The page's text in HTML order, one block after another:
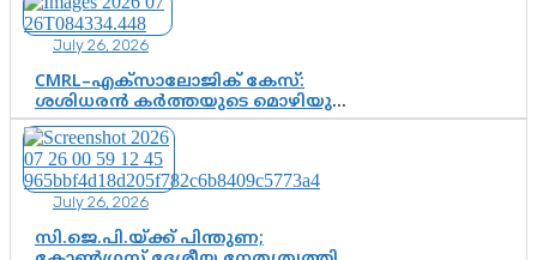
കർത്തയുടെ മൊഴി നിർണായക
വഴിത്തിരിവാകുമോ?
July 26, 2026
CMRL–എക്‌സാലോജിക് കേസ്:
ശശിധരൻ കർത്തയുടെ മൊഴിയുടെ
അടിസ്ഥാനത്തിൽ പിണറായി
വിജയനെ ചോദ്യം ചെയ്യുന്നതിൽ ഉടൻ
തീരുമാനം; വീണയ്‌ക്കെതിരെ
കൂടുതൽ തെളിവുകൾ പരിശോധിച്ച്
ഇഡി
July 26, 2026
സി.ജെ.പി.യ്ക്ക് പിന്തുണ;